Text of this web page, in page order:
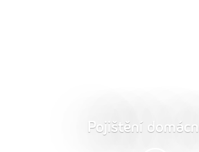
Pojištění